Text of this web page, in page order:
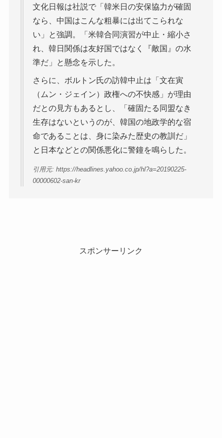
文化日報は社説で「韓米日の安保協力が確固
なら、中国はこんな粗暴には出てこられな
い」と強調。「米韓合同演習が中止・縮小さ
れ、韓日関係は友好国ではなく『敵国』の水
準だ」と懸念を示した。
さらに、ボルトン氏の訪韓中止は「文在寅
（ムン・ジェイン）政権への不快感」が理由
だとの見方もあるとし、「確固たる同盟なき
生存はないというのが、韓国の地政学的な宿
命であることは、身に染みた歴史の教訓だ」
と日本などとの関係悪化に警鐘を鳴らした。
引用元: https://headlines.yahoo.co.jp/hl?a=20190225-
00000602-san-kr
スポンサーリンク